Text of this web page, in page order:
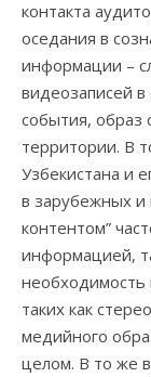
контакта
оседания в
информации –
видеозаписей
события, образ
территории. В
Узбекистана и
в зарубежных и
контентом”
информацией,
необходимость
таких как
медийного
целом. В то же